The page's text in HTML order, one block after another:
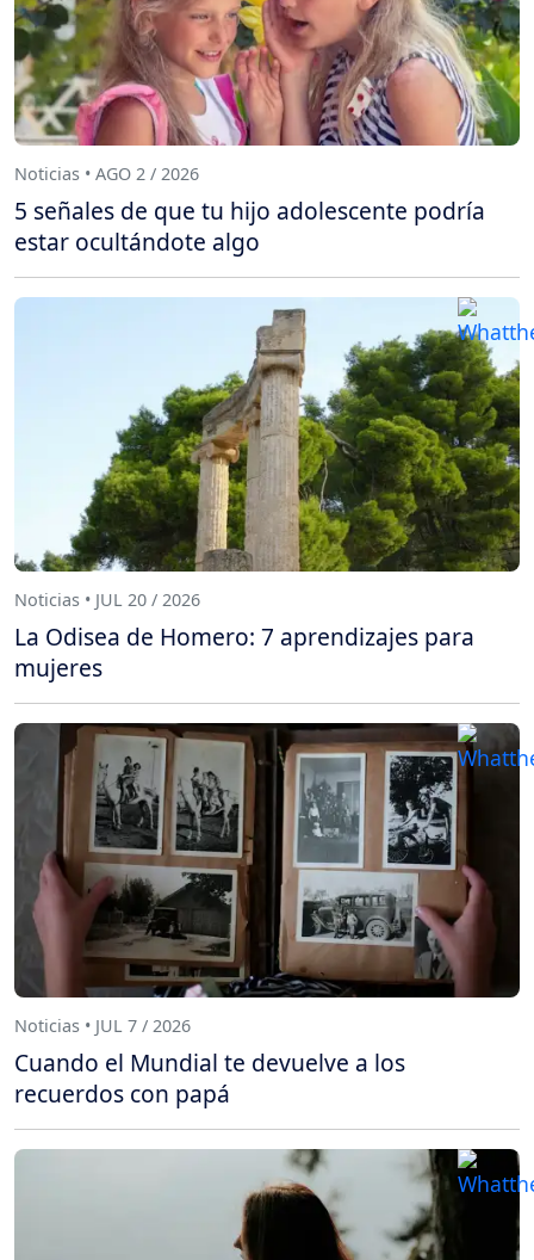
Noticias • AGO 2 / 2026
5 señales de que tu hijo adolescente podría
estar ocultándote algo
Noticias • JUL 20 / 2026
La Odisea de Homero: 7 aprendizajes para
mujeres
Noticias • JUL 7 / 2026
Cuando el Mundial te devuelve a los
recuerdos con papá